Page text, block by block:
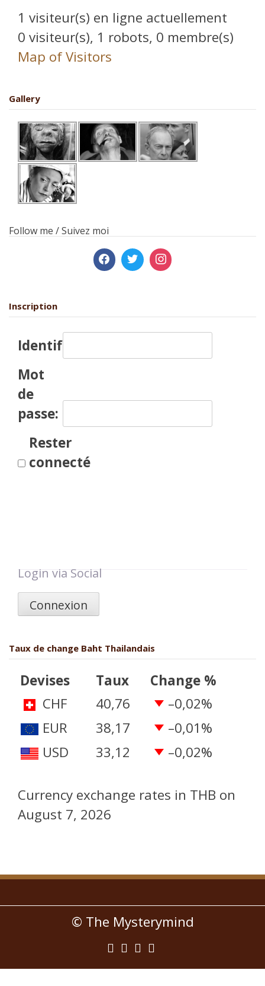
1 visiteur(s) en ligne actuellement
0 visiteur(s), 1 robots, 0 membre(s)
Map of Visitors
Gallery
Follow me / Suivez moi
Inscription
Identifiant:
Mot
de
passe:
Rester
connecté
Login via Social
Connexion
Taux de change Baht Thailandais
Devises Taux
Change %
CHF
40,76 –0,02%
EUR
38,17 –0,01%
USD
33,12 –0,02%
Currency exchange rates in THB on
August 7, 2026
© The Mysterymind